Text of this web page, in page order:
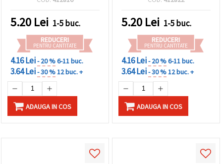
10 m
5.20 Lei 1-5 buc.
REDUCERI
PENTRU CANTITATE
4.16 Lei- 20 %6-11 buc.
3.64 Lei- 30 %12 buc. +
ADAUGA IN COS
5.20 Lei 1-5 buc.
REDUCERI
PENTRU CANTITATE
4.16 Lei- 20 %6-11 buc.
3.64 Lei- 30 %12 buc. +
ADAUGA IN COS